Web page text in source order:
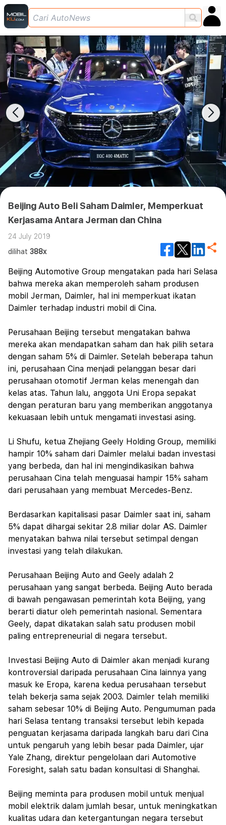
Beijing Auto Beli Saham Daimler, Memperkuat
Kerjasama Antara Jerman dan China
24 July 2019
dilihat 388x
Beijing Automotive Group mengatakan pada hari Selasa
bahwa mereka akan memperoleh saham produsen
mobil Jerman, Daimler, hal ini memperkuat ikatan
Daimler terhadap industri mobil di Cina.
Perusahaan Beijing tersebut mengatakan bahwa
mereka akan mendapatkan saham dan hak pilih setara
dengan saham 5% di Daimler. Setelah beberapa tahun
ini, perusahaan Cina menjadi pelanggan besar dari
perusahaan otomotif Jerman kelas menengah dan
kelas atas. Tahun lalu, anggota Uni Eropa sepakat
dengan peraturan baru yang memberikan anggotanya
kekuasaan lebih untuk mengamati investasi asing.
Li Shufu, ketua Zhejiang Geely Holding Group, memiliki
hampir 10% saham dari Daimler melalui badan investasi
yang berbeda, dan hal ini mengindikasikan bahwa
perusahaan Cina telah menguasai hampir 15% saham
dari perusahaan yang membuat Mercedes-Benz.
Berdasarkan kapitalisasi pasar Daimler saat ini, saham
5% dapat dihargai sekitar 2.8 miliar dolar AS. Daimler
menyatakan bahwa nilai tersebut setimpal dengan
investasi yang telah dilakukan.
Perusahaan Beijing Auto and Geely adalah 2
perusahaan yang sangat berbeda. Beijing Auto berada
di bawah pengawasan pemerintah kota Beijing, yang
berarti diatur oleh pemerintah nasional. Sementara
Geely, dapat dikatakan salah satu produsen mobil
paling entrepreneurial di negara tersebut.
Investasi Beijing Auto di Daimler akan menjadi kurang
kontroversial daripada perusahaan Cina lainnya yang
masuk ke Eropa, karena kedua perusahaan tersebut
telah bekerja sama sejak 2003. Daimler telah memiliki
saham sebesar 10% di Beijing Auto. Pengumuman pada
hari Selasa tentang transaksi tersebut lebih kepada
penguatan kerjasama daripada langkah baru dari Cina
untuk pengaruh yang lebih besar pada Daimler, ujar
Yale Zhang, direktur pengelolaan dari Automotive
Foresight, salah satu badan konsultasi di Shanghai.
Beijing meminta para produsen mobil untuk menjual
mobil elektrik dalam jumlah besar, untuk meningkatkan
kualitas udara dan ketergantungan negara tersebut